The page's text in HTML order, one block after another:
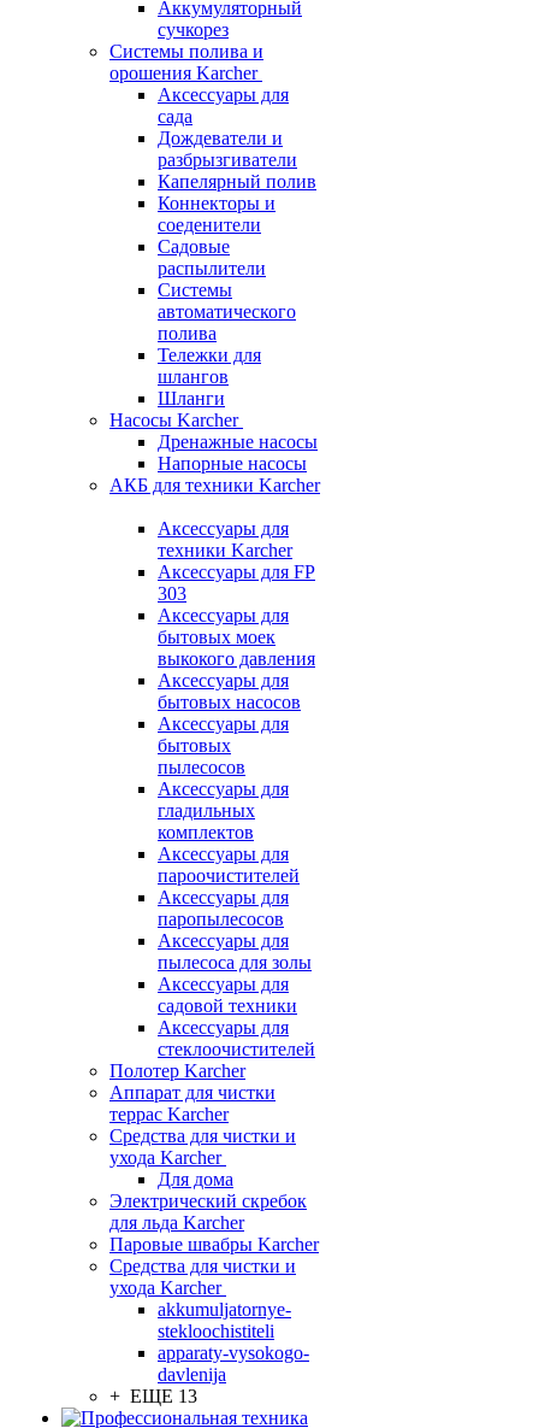
Аккумуляторный
сучкорез
Системы полива и
орошения Karcher
Аксессуары для
сада
Дождеватели и
разбрызгиватели
Капелярный полив
Коннекторы и
соеденители
Садовые
распылители
Системы
автоматического
полива
Тележки для
шлангов
Шланги
Насосы Karcher
Дренажные насосы
Напорные насосы
АКБ для техники Karcher
Аксессуары для
техники Karcher
Аксессуары для FP
303
Аксессуары для
бытовых моек
выкокого давления
Аксессуары для
бытовых насосов
Аксессуары для
бытовых
пылесосов
Аксессуары для
гладильных
комплектов
Аксессуары для
пароочистителей
Аксессуары для
паропылесосов
Аксессуары для
пылесоса для золы
Аксессуары для
садовой техники
Аксессуары для
стеклоочистителей
Полотер Karcher
Аппарат для чистки
террас Karcher
Средства для чистки и
ухода Karcher
Для дома
Электрический скребок
для льда Karcher
Паровые швабры Karcher
Средства для чистки и
ухода Karcher
akkumuljatornye-
stekloochistiteli
apparaty-vysokogo-
davlenija
+ ЕЩЕ 13